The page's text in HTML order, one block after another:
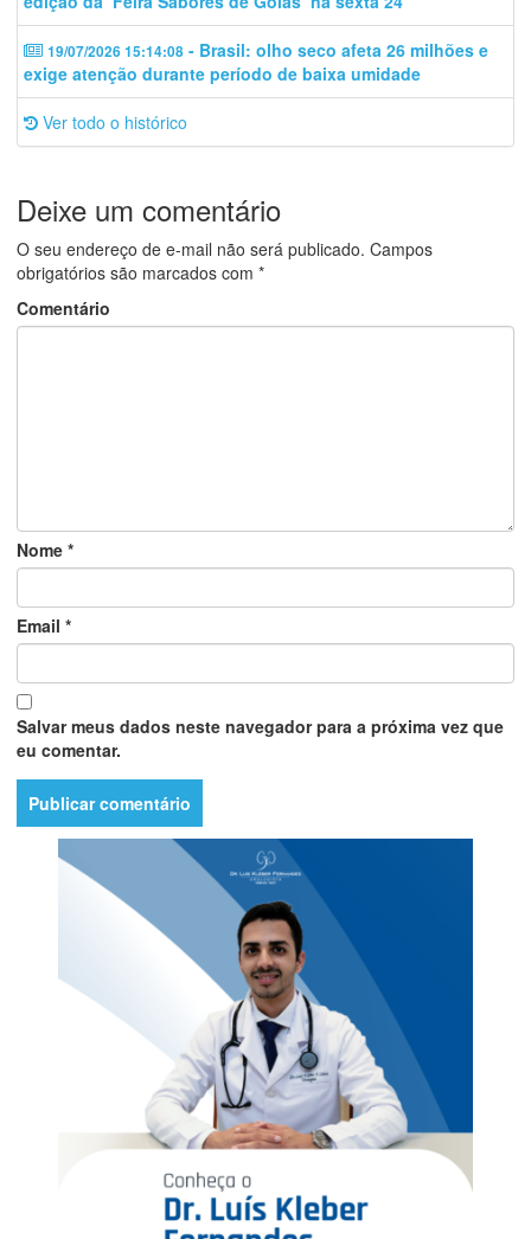
19/07/2026 15:14:08 - Brasil: olho seco afeta 26 milhões e
exige atenção durante período de baixa umidade
Ver todo o histórico
Deixe um comentário
O seu endereço de e-mail não será publicado. Campos
obrigatórios são marcados com *
Comentário
Nome *
Email *
Salvar meus dados neste navegador para a próxima vez que
eu comentar.